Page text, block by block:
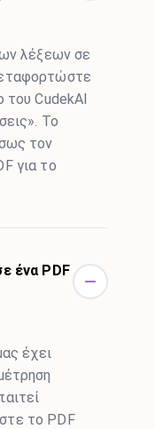
λέξεων σε
του CudekAI
Το
τον
για το
ένα PDF
έχει
το PDF